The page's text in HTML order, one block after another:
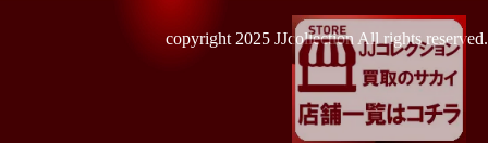
copyright 2025 JJcollection All rights reserved.